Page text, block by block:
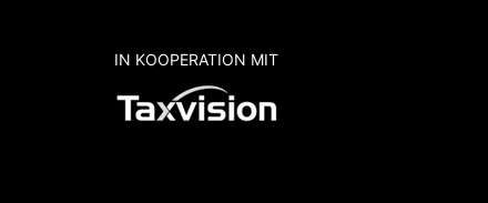
IN KOOPERATION MIT